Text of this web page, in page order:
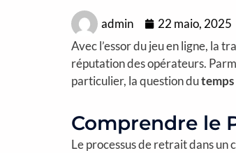
admin 22 maio, 2025
Avec l’essor du jeu en ligne, la
réputation des opérateurs.
particulier, la question du
Comprendre le
Le processus de retrait dans un